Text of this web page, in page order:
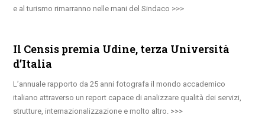
e al turismo rimarranno nelle mani del Sindaco
Il Censis premia Udine, terza Università
d’Italia
L’annuale rapporto da 25 anni fotografa il mondo accademico
italiano attraverso un report capace di analizzare qualità dei servizi,
strutture, internazionalizzazione e molto altro.